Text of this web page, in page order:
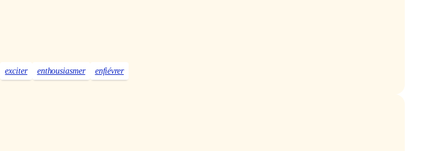
exciter enthousiasmer enfiévrer